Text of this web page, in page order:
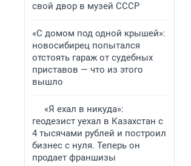
свой двор в музей СССР
«С домом под одной крышей»:
новосибирец попытался
отстоять гараж от судебных
приставов — что из этого
вышло
«Я ехал в никуда»:
геодезист уехал в Казахстан с
4 тысячами рублей и построил
бизнес с нуля. Теперь он
продает франшизы